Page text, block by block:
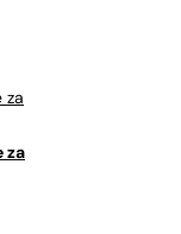
za